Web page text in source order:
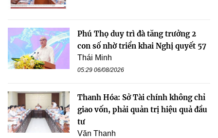
Phú Thọ duy trì đà tăng trưởng 2
con số nhờ triển khai Nghị quyết 57
Thái Minh
05:29 06/08/2026
Thanh Hóa: Sở Tài chính không chỉ
giao vốn, phải quản trị hiệu quả đầu
tư
Văn Thanh